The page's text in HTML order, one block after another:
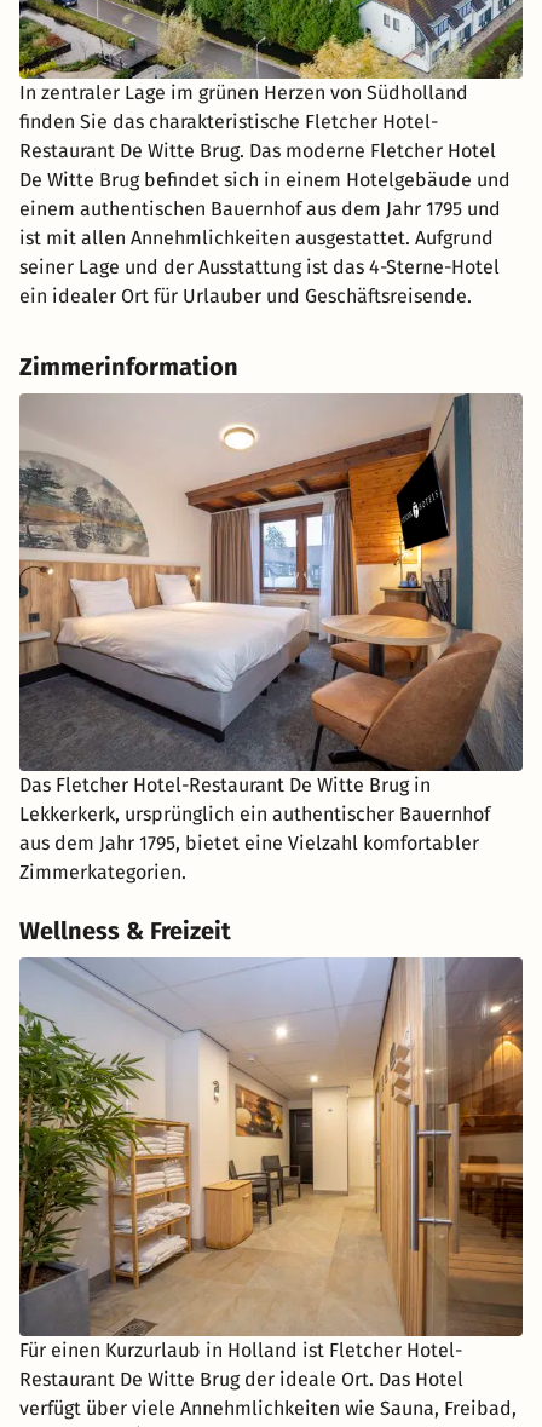
In zentraler Lage im grünen Herzen von Südholland
finden Sie das charakteristische Fletcher Hotel-
Restaurant De Witte Brug. Das moderne Fletcher Hotel
De Witte Brug befindet sich in einem Hotelgebäude und
einem authentischen Bauernhof aus dem Jahr 1795 und
ist mit allen Annehmlichkeiten ausgestattet. Aufgrund
seiner Lage und der Ausstattung ist das 4-Sterne-Hotel
ein idealer Ort für Urlauber und Geschäftsreisende.
Zimmerinformation
Das Fletcher Hotel-Restaurant De Witte Brug in
Lekkerkerk, ursprünglich ein authentischer Bauernhof
aus dem Jahr 1795, bietet eine Vielzahl komfortabler
Zimmerkategorien.
Wellness & Freizeit
Für einen Kurzurlaub in Holland ist Fletcher Hotel-
Restaurant De Witte Brug der ideale Ort. Das Hotel
verfügt über viele Annehmlichkeiten wie Sauna, Freibad,